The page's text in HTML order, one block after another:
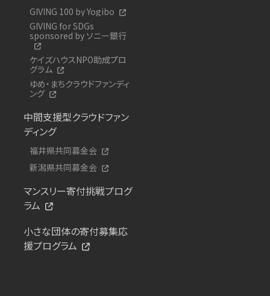
GIVING 100 by Yogibo
GIVING for SDGs
sponsored by ソニー銀行
ケイズハウスNPO助成プロ
グラム
ゆめ・まちクラウドファンディ
ング
中間支援型クラウドファン
ディング
福井県共同募金会
新潟県共同募金会
マンスリー寄付挑戦プログ
ラム
小さな団体の寄付募集応
援プログラム